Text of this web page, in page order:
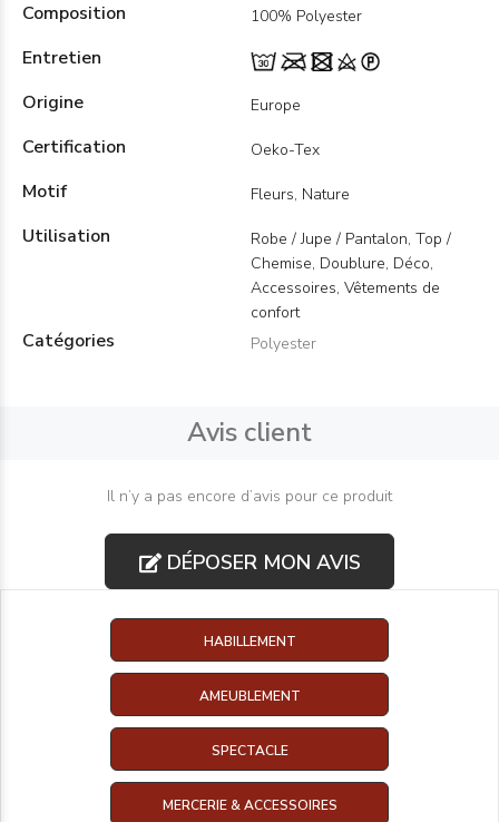
Composition 100% Polyester
Entretien
Origine
Europe
Certification Oeko-Tex
Motif Fleurs, Nature
Utilisation
Robe / Jupe / Pantalon, Top /
Chemise, Doublure, Déco,
Accessoires, Vêtements de
confort
Catégories Polyester
Avis client
Il n’y a pas encore d’avis pour ce produit
DÉPOSER MON AVIS
HABILLEMENT
AMEUBLEMENT
SPECTACLE
MERCERIE & ACCESSOIRES